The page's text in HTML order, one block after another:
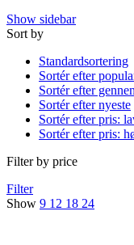
Show sidebar
Sort by
Standardsortering
Sortér efter
Sortér efter
Sortér efter nyeste
Sortér efter pris:
Sortér efter pris:
Filter by price
Filter
Show 9 12 18 24